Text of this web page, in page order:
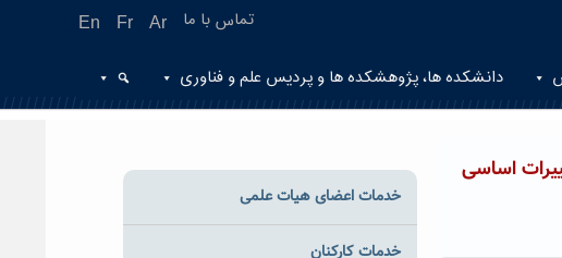
En Fr Ar تماس با ما
دانشکده ها، پژوهشکده ها و پردیس علم و فناوری
بود،با توافق وتغییرات اساسی
خدمات اعضای هیات علمی
خدمات کارکنان